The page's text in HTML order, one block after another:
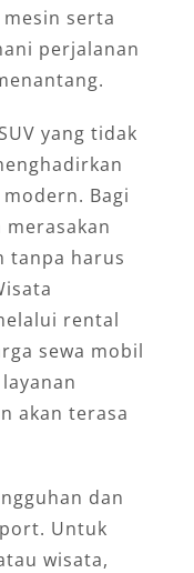
serta
perjalanan
yang tidak
Bagi
tanpa harus
rental
sewa mobil
akan terasa
dan
Untuk
wisata,